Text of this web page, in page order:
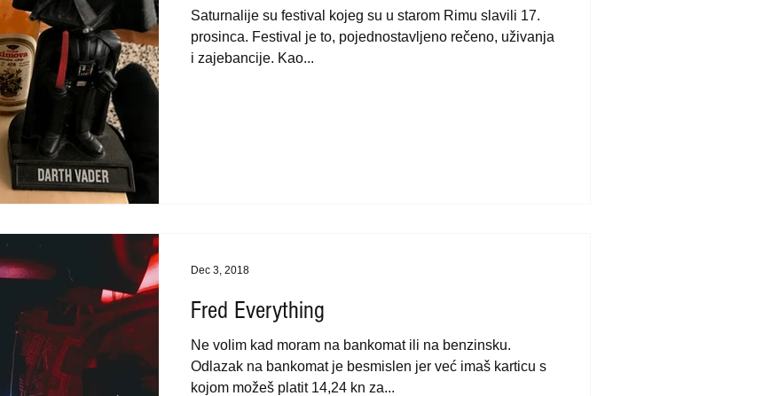
Saturnalije su festival kojeg su u starom Rimu slavili 17.
prosinca. Festival je to, pojednostavljeno rečeno, uživanja
i zajebancije. Kao...
Fred Everything
Ne volim kad moram na bankomat ili na benzinsku.
Odlazak na bankomat je besmislen jer već imaš karticu s
kojom možeš platit 14,24 kn za...
Dec 3, 2018